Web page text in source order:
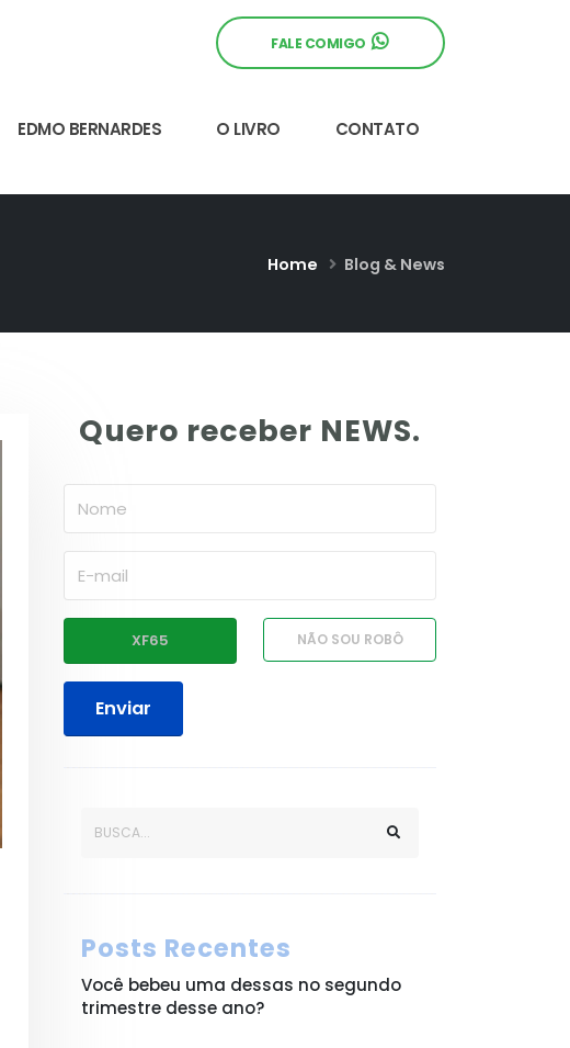
FALE COMIGO
EDMO BERNARDES O LIVRO CONTATO
Home Blog & News
Quero receber NEWS.
Enviar
Posts Recentes
Você bebeu uma dessas no segundo
trimestre desse ano?